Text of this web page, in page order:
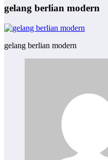
gelang berlian modern
gelang berlian modern